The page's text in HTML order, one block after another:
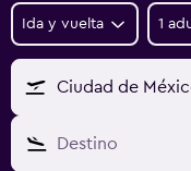
Ida y vuelta 1
Ciudad de
Destino